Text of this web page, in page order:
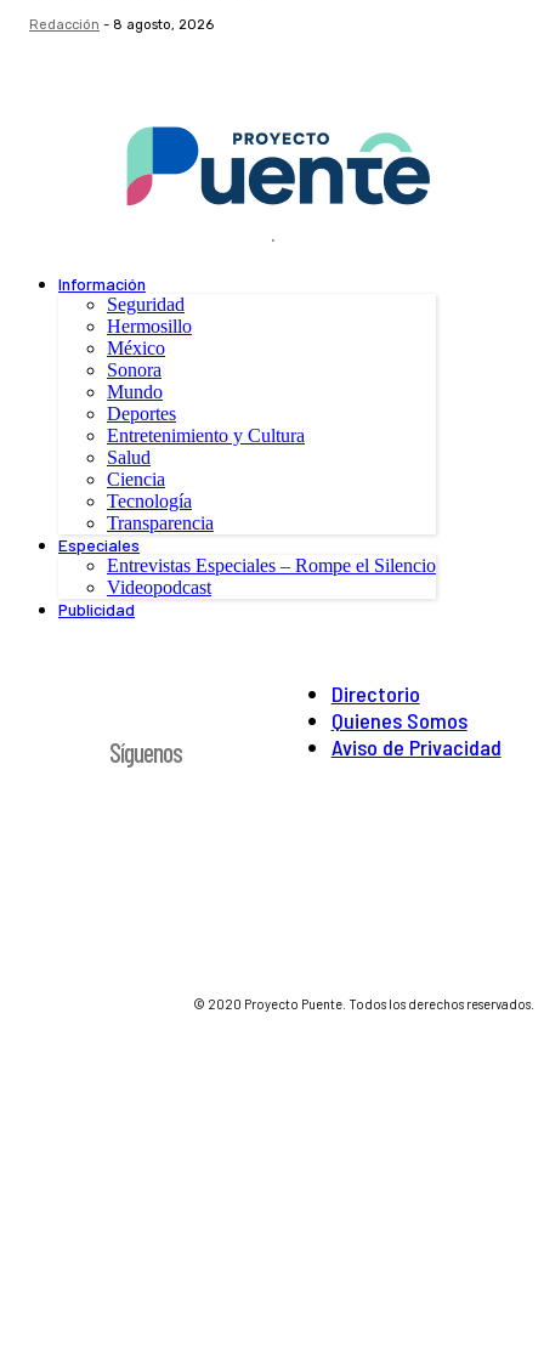
Redacción - 8 agosto, 2026
.
Información
Seguridad
Hermosillo
México
Sonora
Mundo
Deportes
Entretenimiento y Cultura
Salud
Ciencia
Tecnología
Transparencia
Especiales
Entrevistas Especiales – Rompe el Silencio
Videopodcast
Publicidad
Directorio
Quienes Somos
Aviso de Privacidad
Síguenos
© 2020 Proyecto Puente. Todos los derechos reservados.